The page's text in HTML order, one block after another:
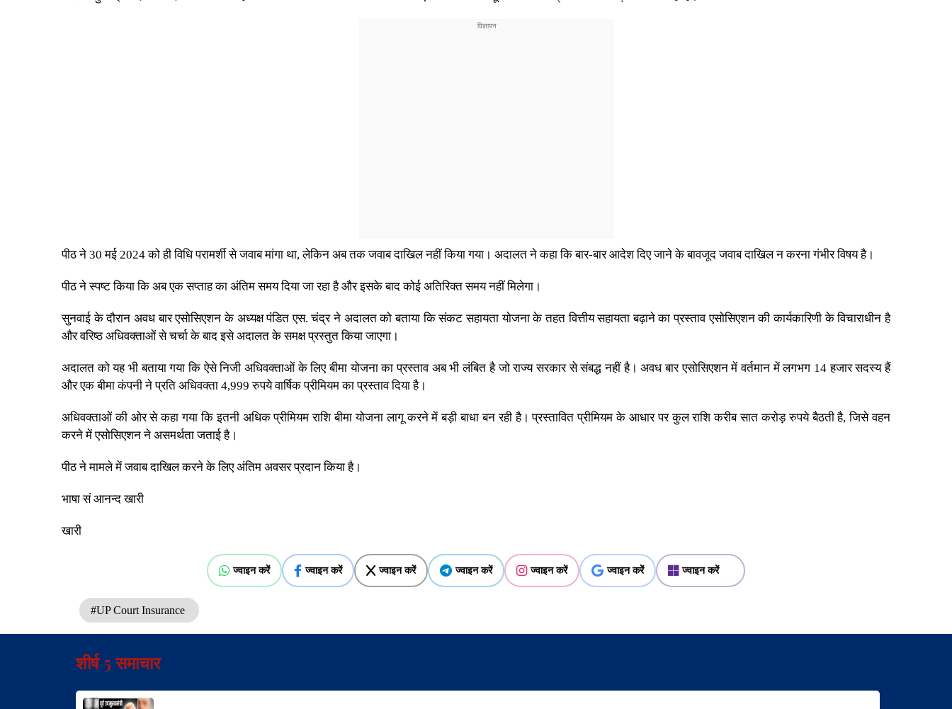
पीठ ने 30 मई 2024 को ही विधि परामर्शी से जवाब मांगा था, लेकिन अब तक जवाब दाखिल नहीं किया गया। अदालत ने कहा कि बार-बार आदेश दिए जाने के बावजूद जवाब दाखिल न करना गंभीर विषय है।
पीठ ने स्पष्ट किया कि अब एक सप्ताह का अंतिम समय दिया जा रहा है और इसके बाद कोई अतिरिक्त समय नहीं मिलेगा।
सुनवाई के दौरान अवध बार एसोसिएशन के अध्यक्ष पंडित एस. चंद्र ने अदालत को बताया कि संकट सहायता योजना के तहत वित्तीय सहायता बढ़ाने का प्रस्ताव एसोसिएशन की कार्यकारिणी के विचाराधीन है
और वरिष्ठ अधिवक्ताओं से चर्चा के बाद इसे अदालत के समक्ष प्रस्तुत किया जाएगा।
अदालत को यह भी बताया गया कि ऐसे निजी अधिवक्ताओं के लिए बीमा योजना का प्रस्ताव अब भी लंबित है जो राज्य सरकार से संबद्ध नहीं है। अवध बार एसोसिएशन में वर्तमान में लगभग 14 हजार सदस्य हैं
और एक बीमा कंपनी ने प्रति अधिवक्ता 4,999 रुपये वार्षिक प्रीमियम का प्रस्ताव दिया है।
अधिवक्ताओं की ओर से कहा गया कि इतनी अधिक प्रीमियम राशि बीमा योजना लागू करने में बड़ी बाधा बन रही है। प्रस्तावित प्रीमियम के आधार पर कुल राशि करीब सात करोड़ रुपये बैठती है, जिसे वहन
करने में एसोसिएशन ने असमर्थता जताई है।
पीठ ने मामले में जवाब दाखिल करने के लिए अंतिम अवसर प्रदान किया है।
भाषा सं आनन्द खारी
खारी
ज्वाइन करें ज्वाइन करें ज्वाइन करें ज्वाइन करें ज्वाइन करें ज्वाइन करें ज्वाइन करें
#UP Court Insurance
शीर्ष 5 समाचार